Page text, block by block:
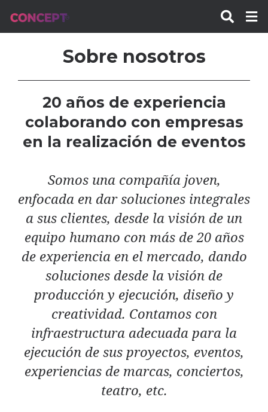
Sobre nosotros
20 años de experiencia
colaborando con empresas
en la realización de eventos
Somos una compañía joven,
enfocada en dar soluciones integrales
a sus clientes, desde la visión de un
equipo humano con más de 20 años
de experiencia en el mercado, dando
soluciones desde la visión de
producción y ejecución, diseño y
creatividad. Contamos con
infraestructura adecuada para la
ejecución de sus proyectos, eventos,
experiencias de marcas, conciertos,
teatro, etc.